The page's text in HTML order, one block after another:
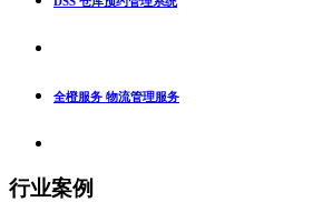
全橙服务 物流管理服务
行业案例